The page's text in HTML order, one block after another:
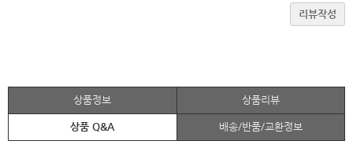
리뷰작성
상품정보 상품리뷰
상품 Q&A 배송/반품/교환정보